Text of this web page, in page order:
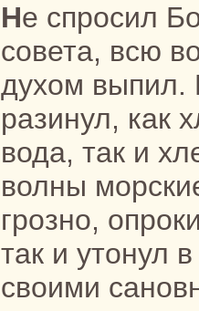
Не спросил Большой Рот у бpaтьев
совета, всю
духом выпил.
paзинул, как
вода, так и
волны
грозно,
так и утонул
своими